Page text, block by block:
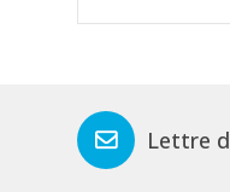
Lettre